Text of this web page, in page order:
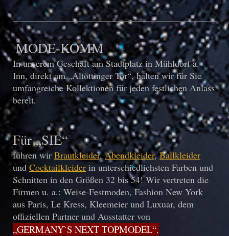
MODE-KOMM
In unserem Geschäft am Stadtplatz in Mühldorf a.
Inn, direkt am „Altöttinger Tor“, halten wir für Sie
umfangreiche Kollektionen für jeden festlichen Anlass
bereit.
Für „SIE“
führen wir Brautkleider,Abendkleider,Ballkleider
und Cocktailkleider in unterschiedlichsten Farben und
Schnitten in den Größen 32 bis 54! Wir vertreten die
Firmen u. a.: Weise-Festmoden, Fashion New York
aus Paris, Le Kress, Kleemeier und Luxuar, dem
offiziellen Partner und Ausstatter von
„GERMANY`S NEXT TOPMODEL“.